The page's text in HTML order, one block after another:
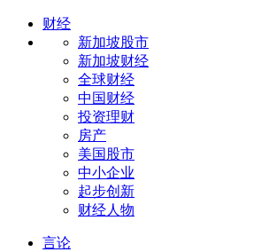
财经
新加坡股市
新加坡财经
全球财经
中国财经
投资理财
房产
美国股市
中小企业
起步创新
财经人物
言论